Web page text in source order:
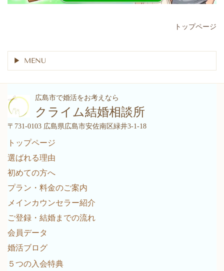
トップページ
MENU
広島市で婚活をお考えなら
クライム結婚相談所
〒731-0103 広島県広島市安佐南区緑井3-1-18
トップページ
選ばれる理由
初めての方へ
プラン・料金のご案内
メインカウンセラー紹介
ご登録・結婚までの流れ
会員データ
婚活ブログ
５つの入会特典